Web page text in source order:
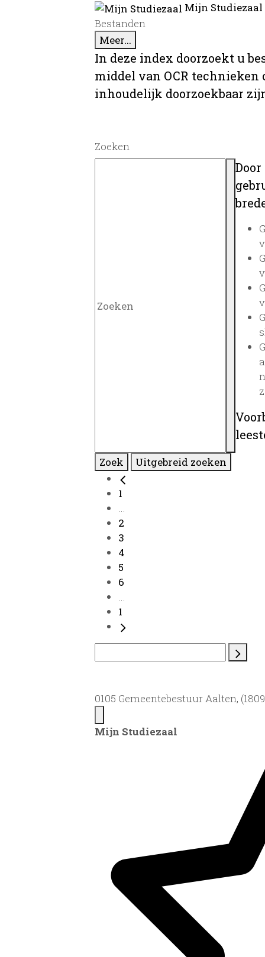
Mijn
Bestanden
Meer...
In deze index doorzoekt u
middel van OCR
inhoudelijk doorzoekbaar
Zoeken
Zoek Uitgebreid zoeken
1
...
2
3
4
5
6
...
1
0105 Gemeentebestuur Aalten,
Mijn Studiezaal